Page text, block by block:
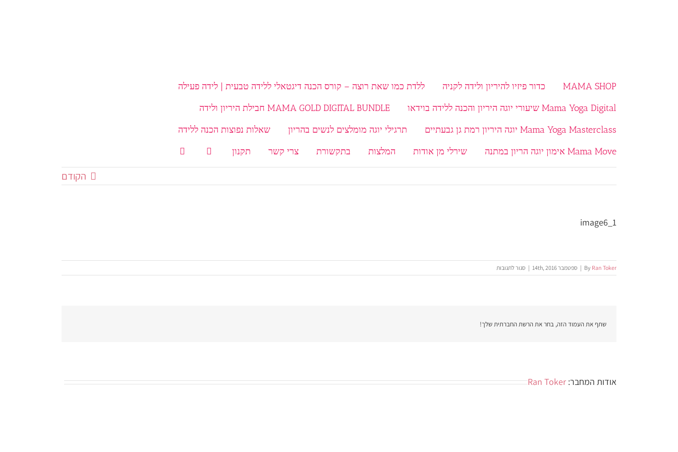
MAMA SHOP כדור פיזיו להיריון ולידה לקניה
ללדת כמו שאת רוצה – קורס הכנה דיגטאלי ללידה טבעית | לידה פעילה
Mama Yoga Digital שיעורי יוגה היריון והכנה ללידה בוידאו
MAMA GOLD DIGITAL BUNDLE חבילת היריון ולידה
Mama Yoga Masterclass יוגה היריון רמת גן גבעתיים
תרגילי יוגה מומלצים לנשים בהריון
שאלות נפוצות הכנה ללידה
Mama Move אימון יוגה הריון במתנה
שירלי מן אודות המלצות בתקשורת צרי קשר תקנון
הקודם
image6_1
By Ran Toker
| ספטמבר 14th, 2016 | סגור לתגובות
image6_1
שתף את העמוד הזה, בחר את הרשת החברתית שלך!
אודות המחבר: Ran Toker